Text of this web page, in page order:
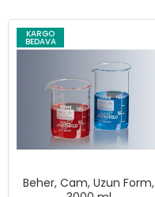
KARGO
BEDAVA
Beher, Cam, Uzun Form,